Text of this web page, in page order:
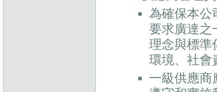
為確保本公
要求廣達之
理念與標準
環境、社會
一級供應商